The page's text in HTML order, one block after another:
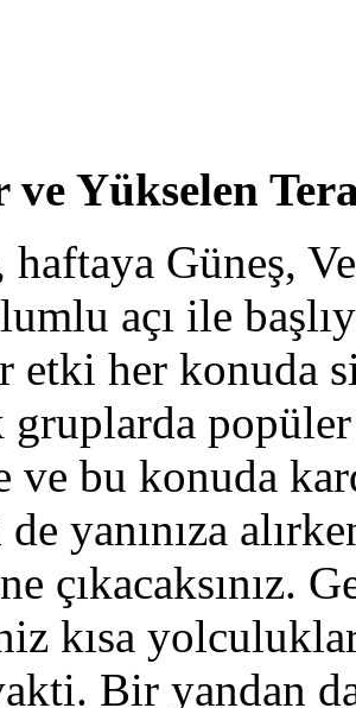
ve Yükselen
haftaya Güneş,
açı ile
etki her konuda
gruplarda
ve bu konuda
yanınıza
çıkacaksınız.
kısa
Bir yandan